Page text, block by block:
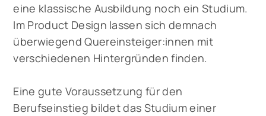
eine klassische Ausbildung noch ein Studium.
Im Product Design lassen sich demnach
überwiegend Quereinsteiger:innen mit
verschiedenen Hintergründen finden.
Eine gute Voraussetzung für den
Berufseinstieg bildet das Studium einer